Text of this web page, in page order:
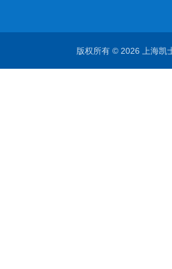
版权所有 © 2026 上海